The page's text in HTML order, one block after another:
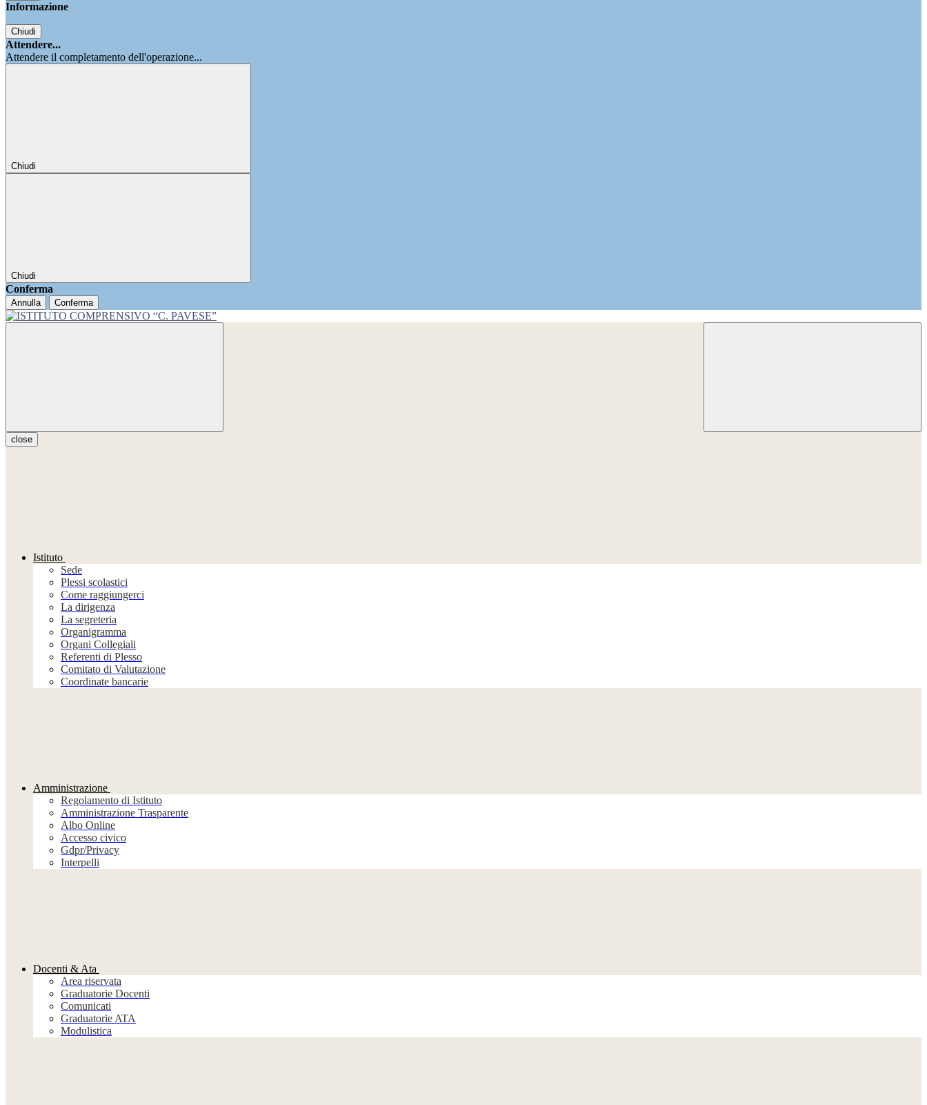
Informazione
Chiudi
Attendere...
Attendere il completamento dell'operazione...
Chiudi
Chiudi
Conferma
Annulla Conferma
close
Istituto
Sede
Plessi scolastici
Come raggiungerci
La dirigenza
La segreteria
Organigramma
Organi Collegiali
Referenti di Plesso
Comitato di Valutazione
Coordinate bancarie
Amministrazione
Regolamento di Istituto
Amministrazione Trasparente
Albo Online
Accesso civico
Gdpr/Privacy
Interpelli
Docenti & Ata
Area riservata
Graduatorie Docenti
Comunicati
Graduatorie ATA
Modulistica